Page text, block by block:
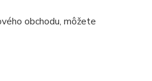
obchodu, môžete